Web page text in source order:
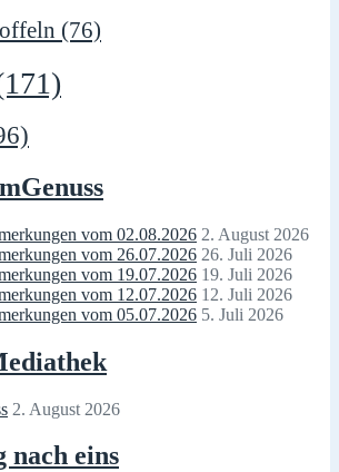
(76)
vom 02.08.2026 2. August 2026
vom 26.07.2026 26. Juli 2026
vom 19.07.2026 19. Juli 2026
vom 12.07.2026 12. Juli 2026
vom 05.07.2026 5. Juli 2026
2. August 2026
nach eins